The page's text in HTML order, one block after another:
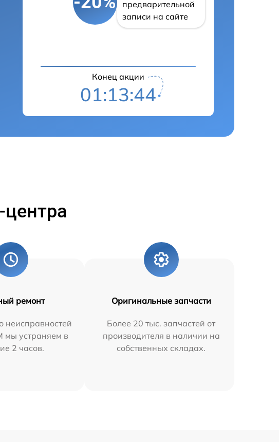
предварительной
записи на сайте
Конец акции
01:13:43
ремонт
неисправностей
мы устраняем в
2 часов.
Оригинальные запчасти
Более 20 тыс. запчастей от
производителя в наличии на
собственных складах.